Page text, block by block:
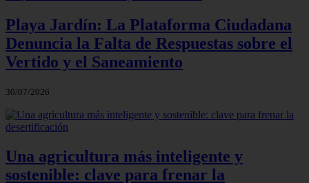
Playa Jardín: La Plataforma Ciudadana
Denuncia la Falta de Respuestas sobre el
Vertido y el Saneamiento
30/07/2026
Una agricultura más inteligente y
sostenible: clave para frenar la